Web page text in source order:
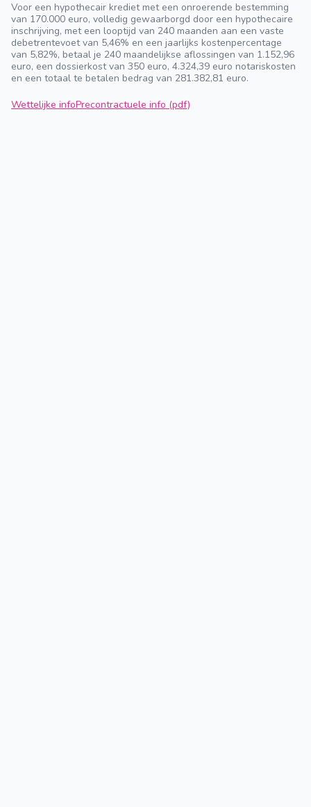
Voor een hypothecair krediet met een onroerende bestemming
van 170.000 euro, volledig gewaarborgd door een hypothecaire
inschrijving, met een looptijd van 240 maanden aan een vaste
debetrentevoet van 5,46% en een jaarlijks kostenpercentage
van 5,82%, betaal je 240 maandelijkse aflossingen van 1.152,96
euro, een dossierkost van 350 euro, 4.324,39 euro notariskosten
en een totaal te betalen bedrag van 281.382,81 euro.
Wettelijke infoPrecontractuele info (pdf)